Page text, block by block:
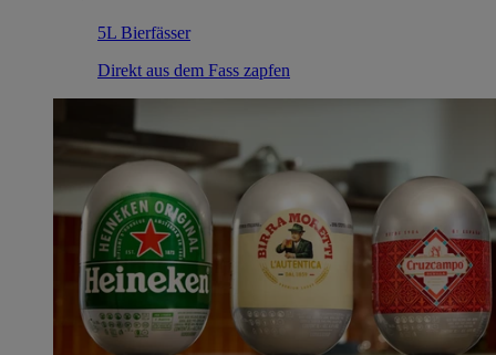
5L Bierfässer
Direkt aus dem Fass zapfen